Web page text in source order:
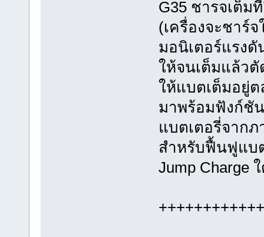
G35 ชารจเต็ม
(เครื่องจะชาร์
มอนิเตอร์แรงดั
ให้จนเต็มแล้ว
ให้แบตเต็มอยู่ต
มาพร้อมฟังก์ชั
แบตเตอรี่จากภ
สำหรับฟื้นฟูแบ
Jump Charge